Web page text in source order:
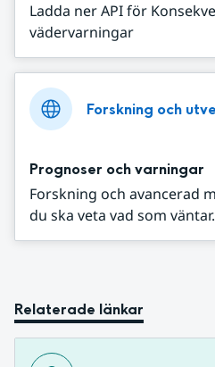
Ladda ner API för
vädervarningar
Forskning och
Prognoser och varningar
Forskning och avancerad
du ska veta vad som väntar.
Relaterade länkar